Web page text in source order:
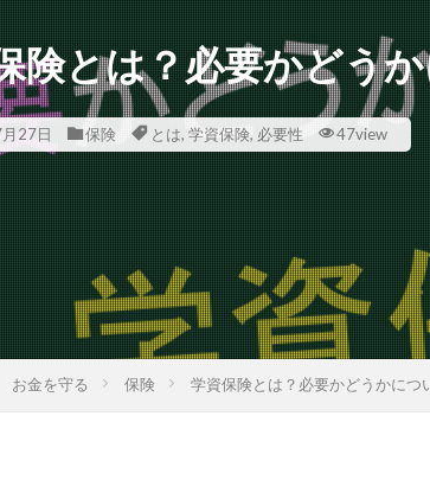
険とは？必要かどう
27日 保険 とは, 学資保険, 必要性 47view
お金を守る 保険 学資保険とは？必要かどうかにつ